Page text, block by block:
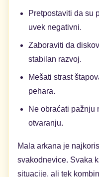
Pretpostaviti da su
uvek negativni.
Zaboraviti da
stabilan razvoj.
Mešati strast
pehara.
Ne obraćati pažnju
otvaranju.
Mala arkana je
svakodnevice. Svaka
situacije, ali tek